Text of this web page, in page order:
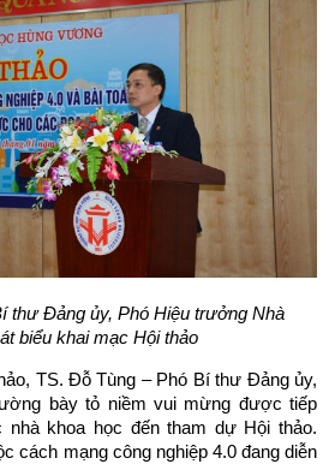
thư Đảng ủy, Phó Hiệu trưởng Nhà
biểu khai mạc Hội thảo
TS. Đỗ Tùng – Phó Bí thư Đảng ủy,
bày tỏ niềm vui mừng được tiếp
khoa học đến tham dự Hội thảo.
cách mạng công nghiệp 4.0 đang diễn